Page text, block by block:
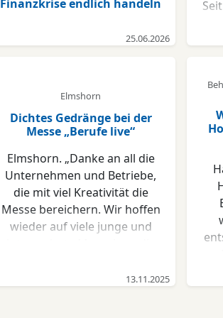
Finanzkrise endlich handeln
25.06.2026
Elmshorn
Dichtes Gedränge bei der
Messe „Berufe live“
Elmshorn. „Danke an all die
Unternehmen und Betriebe,
die mit viel Kreativität die
Messe bereichern. Wir hoffen
wieder auf viele junge und
Betriebe gucken wollen“,13.11.2025